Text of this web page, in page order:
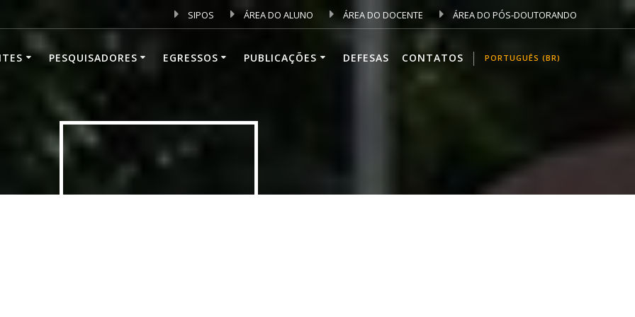
SIPOS ÁREA DO ALUNO ÁREA DO DOCENTE ÁREA DO PÓS-DOUTORANDO
PESQUISADORES EGRESSOS PUBLICAÇÕES DEFESAS CONTATOS PORTUGUÊS (BR)